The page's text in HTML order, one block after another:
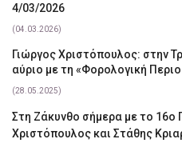
4/03/2026
(04.03.2026)
Γιώργος Χριστόπουλος: στην
αύριο με τη «Φορολογική
(28.05.2025)
Στη Ζάκυνθο σήμερα με το 16ο
Χριστόπουλος και Στάθης